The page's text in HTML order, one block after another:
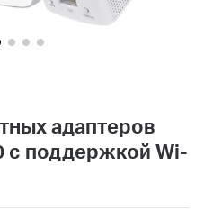
адаптеров
с поддержкой Wi-